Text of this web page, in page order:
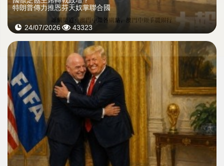
特朗普傳力推恩芬天奴掌聯合國
24/07/2026 43323